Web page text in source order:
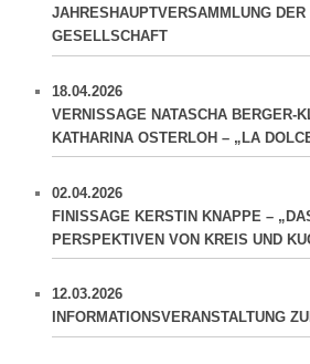
JAHRESHAUPTVERSAMMLUNG
GESELLSCHAFT
18.04.2026
VERNISSAGE NATASCHA BERGER-
KATHARINA OSTERLOH – „LA
02.04.2026
FINISSAGE KERSTIN KNAPPE –
PERSPEKTIVEN VON KREIS UND
12.03.2026
INFORMATIONSVERANSTALTUNG